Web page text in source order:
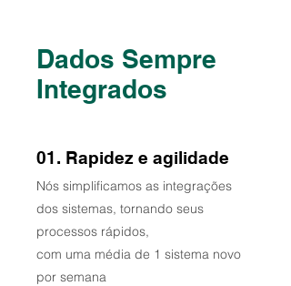
Dados Sempre
Integrados
01. Rapidez e agilidade
​Nós simplificamos as integrações
dos sistemas, tornando seus
processos rápidos,
com uma média de 1 sistema novo
por semana